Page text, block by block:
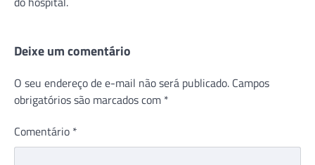
Deixe um comentário
O seu endereço de e-mail não será publicado. Campos
obrigatórios são marcados com *
Comentário *